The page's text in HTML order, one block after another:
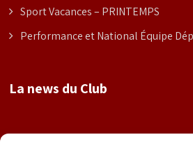
Sport Vacances – PRINTEMPS
Performance et National Équipe
La news du Club